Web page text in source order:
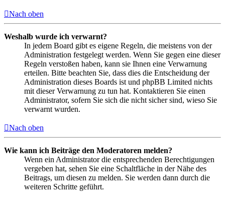
Nach oben
Weshalb wurde ich verwarnt?
In jedem Board gibt es eigene Regeln, die meistens von der
Administration festgelegt werden. Wenn Sie gegen eine dieser
Regeln verstoßen haben, kann sie Ihnen eine Verwarnung
erteilen. Bitte beachten Sie, dass dies die Entscheidung der
Administration dieses Boards ist und phpBB Limited nichts
mit dieser Verwarnung zu tun hat. Kontaktieren Sie einen
Administrator, sofern Sie sich die nicht sicher sind, wieso Sie
verwarnt wurden.
Nach oben
Wie kann ich Beiträge den Moderatoren melden?
Wenn ein Administrator die entsprechenden Berechtigungen
vergeben hat, sehen Sie eine Schaltfläche in der Nähe des
Beitrags, um diesen zu melden. Sie werden dann durch die
weiteren Schritte geführt.